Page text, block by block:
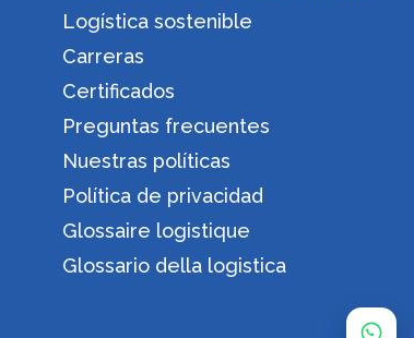
Logística sostenible
Carreras
Certificados
Preguntas frecuentes
Nuestras políticas
Política de privacidad
Glossaire logistique
Glossario della logistica